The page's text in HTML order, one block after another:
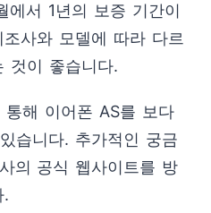
에서 1년의 보증 기간이
사와 모델에 따라 다르
것이 좋습니다.
해 이어폰 AS를 보다
습니다. 추가적인 궁금
의 공식 웹사이트를 방
.